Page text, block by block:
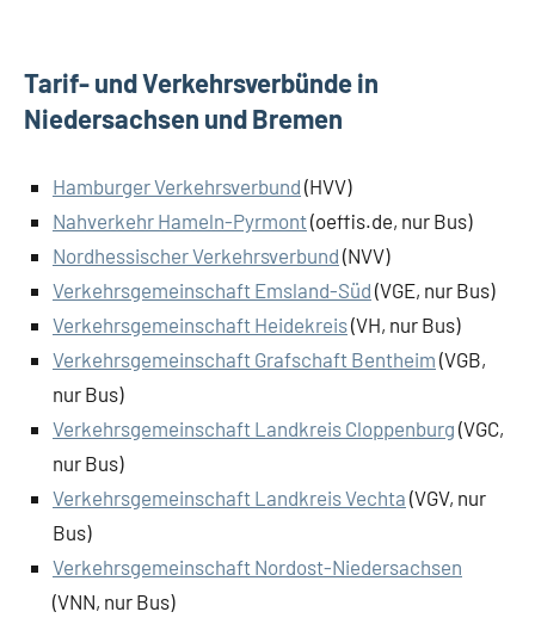
Tarif- und Verkehrsverbünde in
Niedersachsen und Bremen
Hamburger Verkehrsverbund (HVV)
Nahverkehr Hameln-Pyrmont(oeffis.de, nur Bus)
Nordhessischer Verkehrsverbund (NVV)
Verkehrsgemeinschaft Emsland-Süd (VGE, nur Bus)
Verkehrsgemeinschaft Heidekreis(VH, nur Bus)
Verkehrsgemeinschaft Grafschaft Bentheim (VGB,
nur Bus)
Verkehrsgemeinschaft Landkreis Cloppenburg (VGC,
nur Bus)
Verkehrsgemeinschaft Landkreis Vechta (VGV, nur
Bus)
Verkehrsgemeinschaft Nordost-Niedersachsen
(VNN, nur Bus)